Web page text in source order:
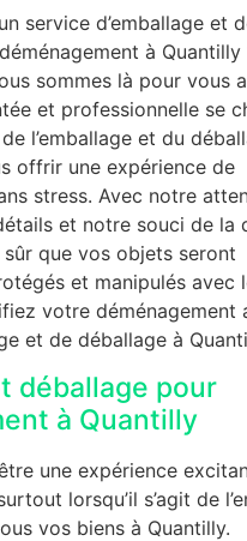
service d’emballage et
à Quantilly
sommes là pour vous
et professionnelle se
l’emballage et du
offrir une expérience de
stress. Avec notre
et notre souci de la
que vos objets seront
et manipulés avec
votre déménagement
et de déballage à
déballage pour
à Quantilly
une expérience
lorsqu’il s’agit de
vos biens à Quantilly.